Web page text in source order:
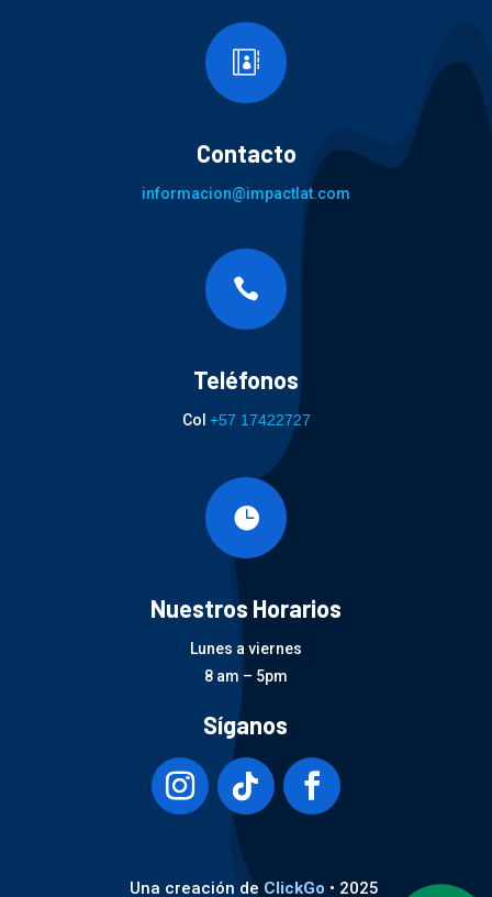

Contacto
informacion@impactlat.com

Teléfonos
Col +57 17422727

Nuestros Horarios
Lunes a viernes
8 am – 5pm
Síganos
Una creación de ClickGo • 2025